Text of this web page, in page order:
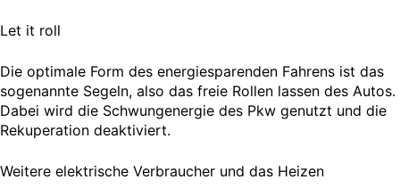
Let it roll
Die optimale Form des energiesparenden Fahrens ist das
sogenannte Segeln, also das freie Rollen lassen des Autos.
Dabei wird die Schwungenergie des Pkw genutzt und die
Rekuperation deaktiviert.
Weitere elektrische Verbraucher und das Heizen